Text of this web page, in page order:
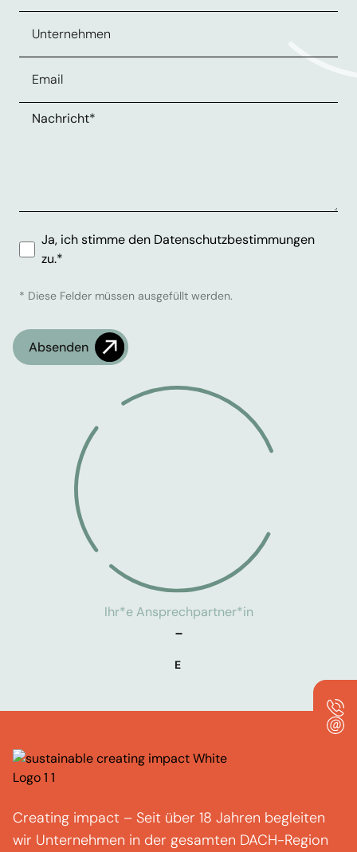
Ja, ich stimme den Datenschutzbestimmungen
zu.*
* Diese Felder müssen ausgefüllt werden.
Ihr*e Ansprechpartner*in
-
E
Creating impact – Seit über 18 Jahren begleiten
wir Unternehmen in der gesamten DACH-Region